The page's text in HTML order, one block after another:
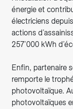
énergie et
électriciens
actions
257’000 kWh
Enfin, partenaire
remporte le
photovoltaïque.
photovoltaïques